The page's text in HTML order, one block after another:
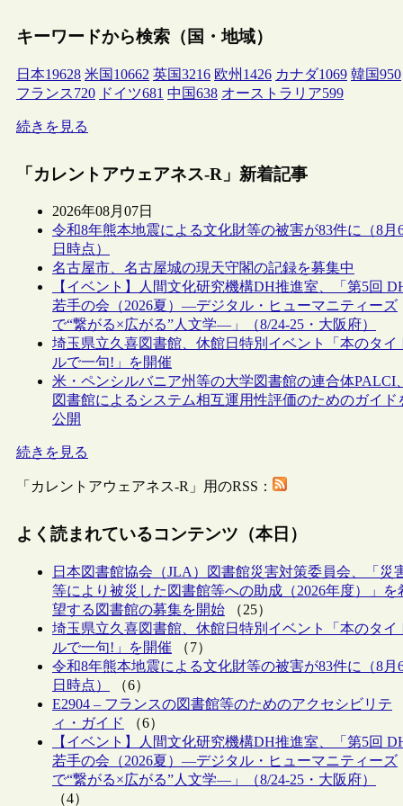
キーワードから検索（国・地域）
日本19628 米国 10662 英国3216 欧州 1426 カナダ1069 韓国950
フランス720 ドイツ681 中国638 オーストラリア599
続きを見る
「カレントアウェアネス-R」新着記事
2026年08月07日
令和8年熊本地震による文化財等の被害が83件に（8月
日時点）
名古屋市、名古屋城の現天守閣の記録を募集中
【イベント】人間文化研究機構DH推進室、「第5回
若手の会（2026夏）―デジタル・ヒューマニティーズ
で“繋がる×広がる”人文学―」（8/24-25・大阪府）
埼玉県立久喜図書館、休館日特別イベント「本のタイ
ルで一句!」を開催
米・ペンシルバニア州等の大学図書館の連合体PALCI、
図書館によるシステム相互運用性評価のためのガイド
公開
続きを見る
「カレントアウェアネス-R」用のRSS：
よく読まれているコンテンツ（本日）
日本図書館協会（JLA）図書館災害対策委員会、「災
等により被災した図書館等への助成（2026年度）」を
望する図書館の募集を開始 （25）
埼玉県立久喜図書館、休館日特別イベント「本のタイ
ルで一句!」を開催 （7）
令和8年熊本地震による文化財等の被害が83件に（8月
日時点）
（6）
E2904 – フランスの図書館等のためのアクセシビリテ
ィ・ガイド
（6）
【イベント】人間文化研究機構DH推進室、「第5回
若手の会（2026夏）―デジタル・ヒューマニティーズ
で“繋がる×広がる”人文学―」（8/24-25・大阪府）
（4）